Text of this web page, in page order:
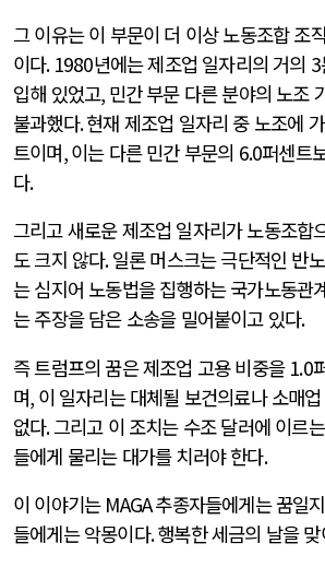
그 이유는 이 부문이 더 이상 노동조합 조
이다. 1980년에는 제조업 일자리의 거의 3
입해 있었고, 민간 부문 다른 분야의 노조
불과했다.현재 제조업 일자리 중 노조에
트이며,이는 다른 민간 부문의 6.0퍼센트
다.
그리고 새로운 제조업 일자리가 노동조합
도 크지 않다.일론 머스크는 극단적인 반
는 심지어 노동법을 집행하는 국가노동관
는 주장을 담은 소송을 밀어붙이고 있다.
즉 트럼프의 꿈은 제조업 고용 비중을 1.0
며, 이 일자리는 대체될 보건의료나 소매
없다.그리고 이 조치는 수조 달러에 이르
들에게 물리는 대가를 치러야 한다.
이 이야기는 MAGA추종자들에게는 꿈일
들에게는 악몽이다.행복한 세금의 날을